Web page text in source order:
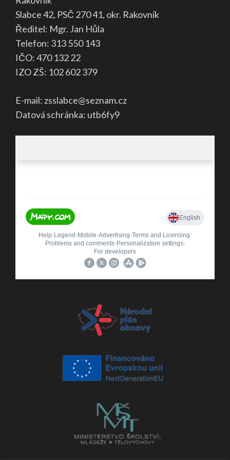
Slabce 42, PSČ 270 41, okr. Rakovník
Ředitel: Mgr. Jan Hůla
Telefon: 313 550 143
IČO: 470 132 22
IZO ZŠ: 102 602 379
E-mail: zsslabce@seznam.cz
Datová schránka: utb6fy9